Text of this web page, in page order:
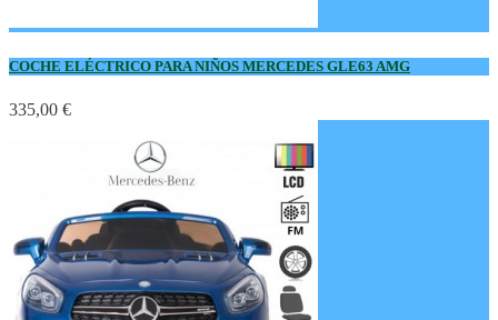
COCHE ELÉCTRICO PARA NIÑOS MERCEDES GLE63 AMG
335,00 €